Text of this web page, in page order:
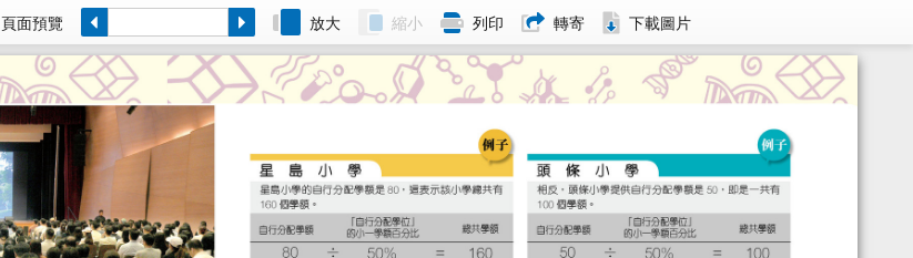
頁面預覽 放大 縮小 列印 轉寄 下載圖片